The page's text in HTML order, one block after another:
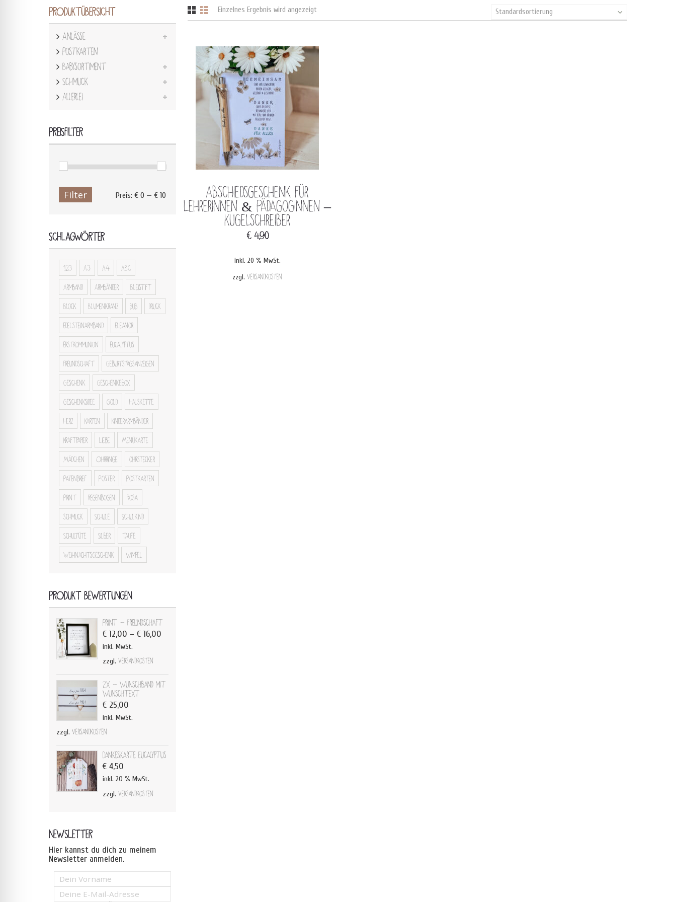
Einzelnes Ergebnis wird angezeigt Standardsortierung
Abschiedsgeschenk für
Lehrerinnen & Pädagoginnen –
Kugelschreiber
€4,90
inkl. 20 % MwSt.
zzgl.Versandkosten
PRODUKTÜBERSICHT
Anlässe
Postkarten
Babysortiment
Schmuck
Allerlei
PREISFILTER
Filter Preis: € 0 — € 10
SCHLAGWÖRTER
123 A3 A4 ABC
Armband Armbänder Bleistift
Block Blumenkranz bub druck
Edelsteinarmband Eleanor
Erstkommunion Eucalyptus
Freundschaft Geburtstagsanzeigen
Geschenk Geschenkebox
Geschenksidee Gold Halskette
Herz Karten Kinderarmbänder
Kraftpapier Liebe Menükarte
Mädchen Ohrringe ohrstecker
Patenbrief Poster Postkarten
Print Regenbogen Rosa
schmuck Schule Schulkind
Schultüte Silber Taufe
Weihnachtsgeschenk Wimpel
PRODUKT BEWERTUNGEN
Print - Freundschaft
€12,00 –€16,00
inkl. MwSt.
zzgl. Versandkosten
2x - Wunschband mit
Wunschtext
€25,00
inkl. MwSt.
zzgl. Versandkosten
Dankeskarte Eucalyptus
€4,50
inkl. 20 % MwSt.
zzgl. Versandkosten
NEWSLETTER
Hier kannst du dich zu meinem
Newsletter anmelden.